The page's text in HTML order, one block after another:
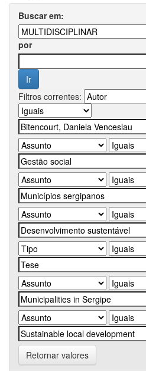
Buscar em:
por
Filtros correntes:
Retornar valores